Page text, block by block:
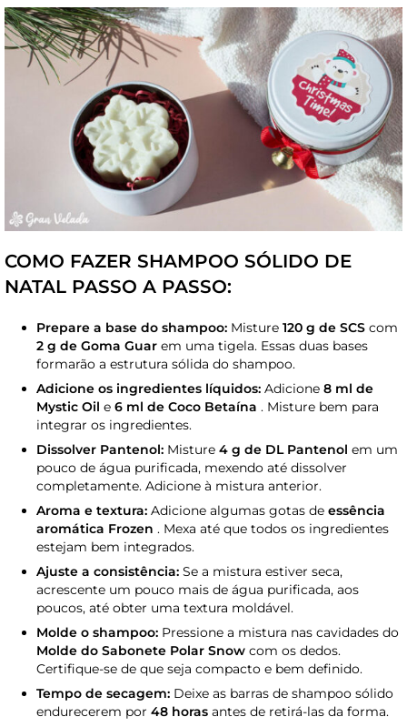
COMO FAZER SHAMPOO SÓLIDO DE
NATAL PASSO A PASSO:
Prepare a base do shampoo: Misture 120 g de SCS com
2 g de Goma Guar em uma tigela. Essas duas bases
formarão a estrutura sólida do shampoo.
Adicione os ingredientes líquidos: Adicione 8 ml de
Mystic Oil e 6 ml de Coco Betaína . Misture bem para
integrar os ingredientes.
Dissolver Pantenol: Misture 4 g de DL Pantenol em um
pouco de água purificada, mexendo até dissolver
completamente. Adicione à mistura anterior.
Aroma e textura: Adicione algumas gotas de essência
aromática Frozen . Mexa até que todos os ingredientes
estejam bem integrados.
Ajuste a consistência: Se a mistura estiver seca,
acrescente um pouco mais de água purificada, aos
poucos, até obter uma textura moldável.
Molde o shampoo: Pressione a mistura nas cavidades do
Molde do Sabonete Polar Snow com os dedos.
Certifique-se de que seja compacto e bem definido.
Tempo de secagem: Deixe as barras de shampoo sólido
endurecerem por 48 horas antes de retirá-las da forma.